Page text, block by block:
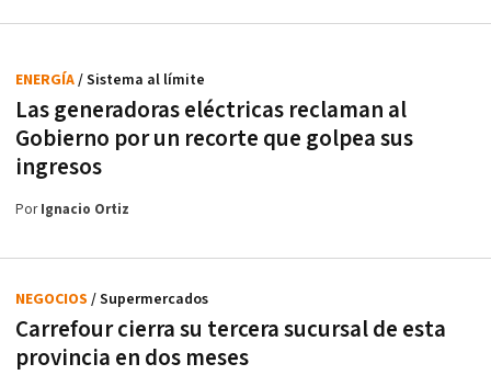
Las generadoras eléctricas reclaman al
Gobierno por un recorte que golpea sus
ingresos
ENERGÍA/ Sistema al límite
PorIgnacio Ortiz
Carrefour cierra su tercera sucursal de esta
provincia en dos meses
NEGOCIOS / Supermercados